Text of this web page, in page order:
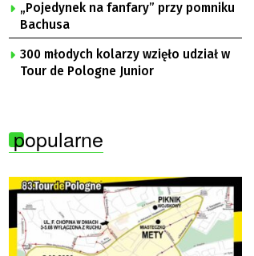
„Pojedynek na fanfary” przy pomniku
Bachusa
300 młodych kolarzy wzięło udział w
Tour de Pologne Junior
popularne